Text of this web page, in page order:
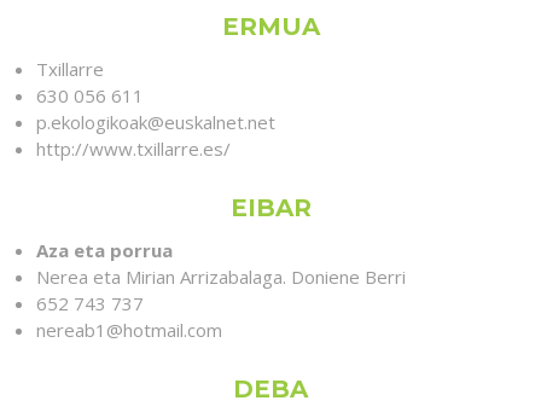
ERMUA
Txillarre
630 056 611
p.ekologikoak@euskalnet.net
http://www.txillarre.es/
EIBAR
Aza eta porrua
Nerea eta Mirian Arrizabalaga. Doniene Berri
652 743 737
nereab1@hotmail.com
DEBA